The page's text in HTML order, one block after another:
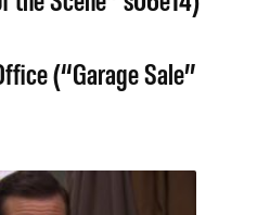
(“Garage Sale”